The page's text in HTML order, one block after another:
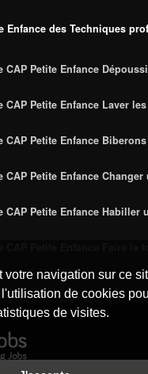
votre navigation sur ce
de cookies
de visites.
Enfance des Techniques
CAP Petite Enfance
CAP Petite Enfance Laver
CAP Petite Enfance Biberons
CAP Petite Enfance Changer
CAP Petite Enfance Habiller